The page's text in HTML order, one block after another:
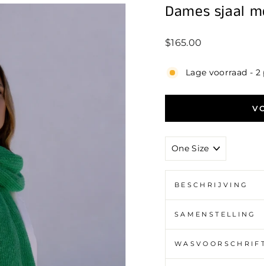
Dames sjaal
Standaard
$165.00
Lage voorraad -
BESCHRIJVING
SAMENSTELLING